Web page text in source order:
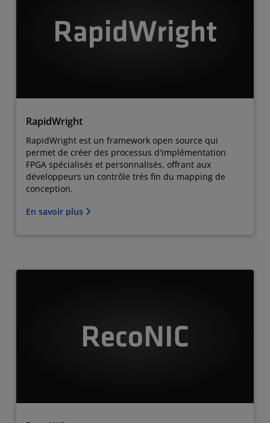
RapidWright
RapidWright est un framework open source qui
permet de créer des processus d'implémentation
FPGA spécialisés et personnalisés, offrant aux
développeurs un contrôle très fin du mapping de
conception.
En savoir plus